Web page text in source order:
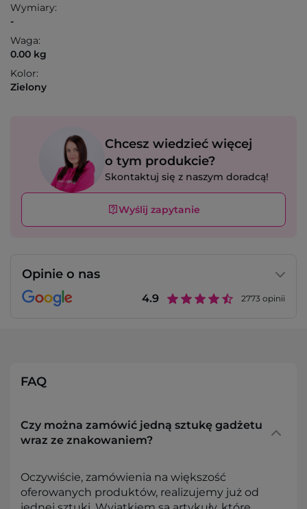
Wymiary:
-
Waga:
0.00 kg
Kolor:
Zielony
Chcesz wiedzieć więcej
o tym produkcie?
Skontaktuj się z naszym doradcą!
Wyślij zapytanie
Opinie o nas
4.9 2773 opinii
FAQ
Czy można zamówić jedną sztukę gadżetu
wraz ze znakowaniem?
Oczywiście, zamówienia na większość
oferowanych produktów, realizujemy już od